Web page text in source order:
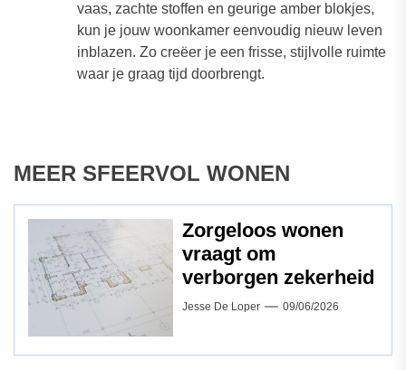
vaas, zachte stoffen en geurige amber blokjes,
kun je jouw woonkamer eenvoudig nieuw leven
inblazen. Zo creëer je een frisse, stijlvolle ruimte
waar je graag tijd doorbrengt.
MEER SFEERVOL WONEN
Zorgeloos wonen
vraagt om
verborgen zekerheid
Jesse De Loper 09/06/2026